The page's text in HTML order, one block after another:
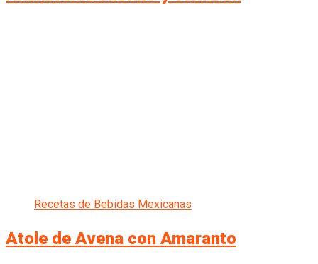
Recetas de Bebidas Mexicanas
Atole de Avena con Amaranto